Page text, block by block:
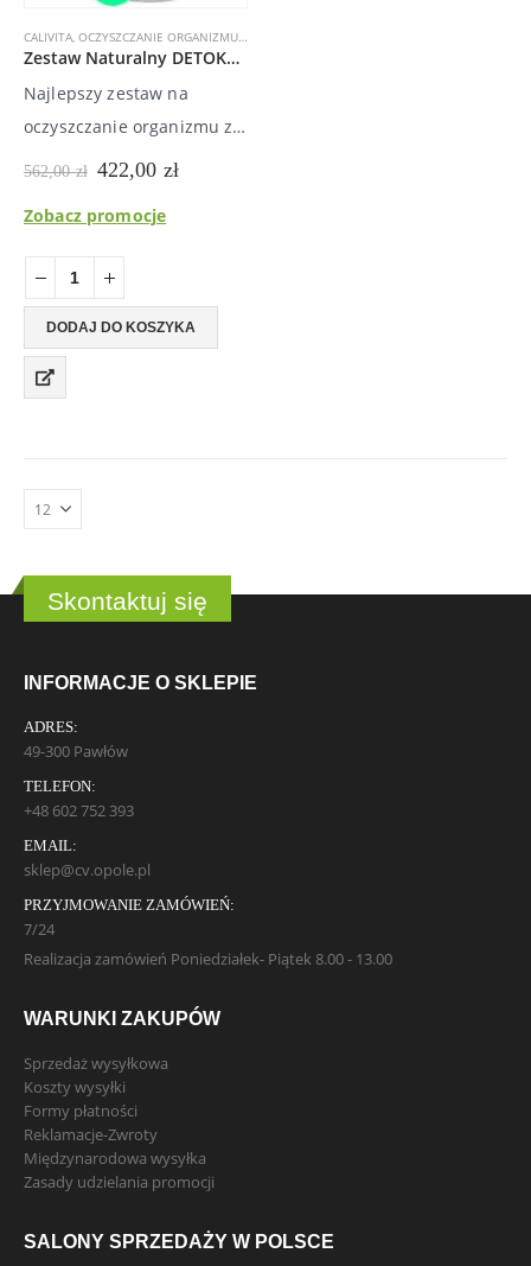
CALIVITA, OCZYSZCZANIE ORGANIZMU,PAKIET
Zestaw Naturalny DETOKS – wygraj ze STRESEM
Najlepszy zestaw na
oczyszczanie organizmu z
toksyn
562,00zł Pierwotna
wynosiła:
562,00 zł.
422,00 złAktualna
Zobacz promocje
DODAJ DO KOSZYKA
Skontaktuj się
INFORMACJE O SKLEPIE
ADRES:
49-300 Pawłów
TELEFON:
+48 602 752 393
EMAIL:
sklep@cv.opole.pl
PRZYJMOWANIE ZAMÓWIEŃ:
7/24
Realizacja zamówień Poniedziałek- Piątek 8.00 - 13.00
WARUNKI ZAKUPÓW
Sprzedaż wysyłkowa
Koszty wysyłki
Formy płatności
Reklamacje-Zwroty
Międzynarodowa wysyłka
Zasady udzielania promocji
SALONY SPRZEDAŻY W POLSCE